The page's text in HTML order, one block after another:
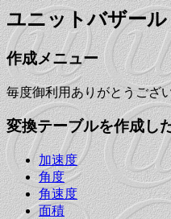
ユニットバザー
作成メニュー
毎度御利用ありがとうござ
変換テーブルを作成し
加速度
角度
角速度
面積